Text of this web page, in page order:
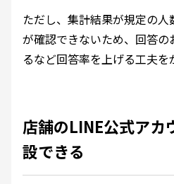
ただし、集計結果が規定の
が確認できないため、回答
るなど回答率を上げる工夫を
店舗のLINE公式アカ
設できる